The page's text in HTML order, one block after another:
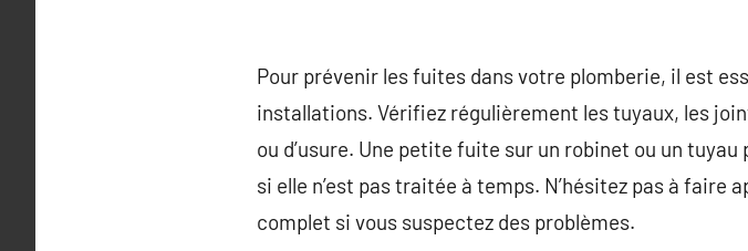
Pour prévenir les fuites dans votre plomberie, il est
installations. Vérifiez régulièrement les tuyaux, les
ou d’usure. Une petite fuite sur un robinet ou un
si elle n’est pas traitée à temps. N’hésitez pas à
complet si vous suspectez des problèmes.